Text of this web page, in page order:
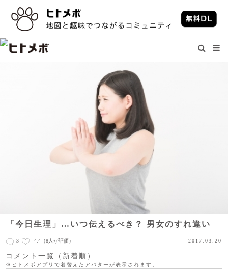
「今日生理」…いつ伝えるべき？ 男女のすれ違い
3 4.4 （8人が評価） 2017.03.20
コメント一覧（新着順）
※ヒトメボアプリで着替えたアバターが表示されます。